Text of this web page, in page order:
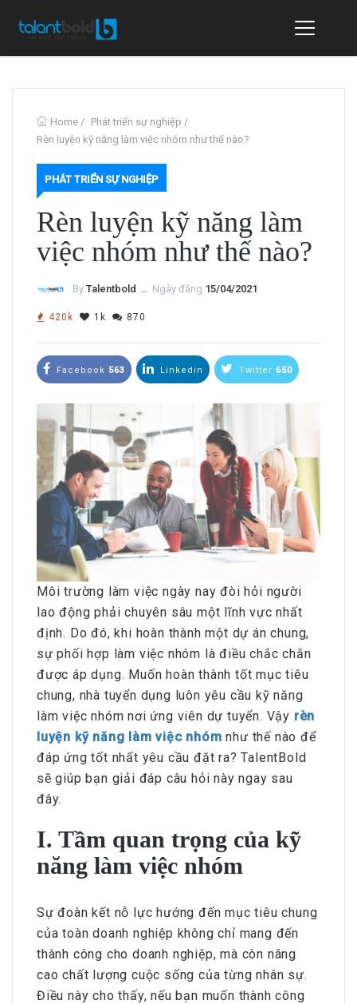
Home / Phát triển sự nghiệp /
Rèn luyện kỹ năng làm việc nhóm như thế nào?
PHÁT TRIỂN SỰ NGHIỆP
Rèn luyện kỹ năng làm
việc nhóm như thế nào?
By Talentbold ــ Ngày đăng 15/04/2021
420k 1k 870
Facebook 563 Linkedin Twitter 650
Môi trường làm việc ngày nay đòi hỏi người
lao động phải chuyên sâu một lĩnh vực nhất
định. Do đó, khi hoàn thành một dự án chung,
sự phối hợp làm việc nhóm là điều chắc chắn
được áp dụng. Muốn hoàn thành tốt mục tiêu
chung, nhà tuyển dụng luôn yêu cầu kỹ năng
làm việc nhóm nơi ứng viên dự tuyển. Vậy rèn
luyện kỹ năng làm việc nhóm như thế nào để
đáp ứng tốt nhất yêu cầu đặt ra? TalentBold
sẽ giúp bạn giải đáp câu hỏi này ngay sau
đây.
I. Tầm quan trọng của kỹ
năng làm việc nhóm
Sự đoàn kết nỗ lực hướng đến mục tiêu chung
của toàn doanh nghiệp không chỉ mang đến
thành công cho doanh nghiệp, mà còn nâng
cao chất lượng cuộc sống của từng nhân sự.
Điều này cho thấy, nếu bạn muốn thành công